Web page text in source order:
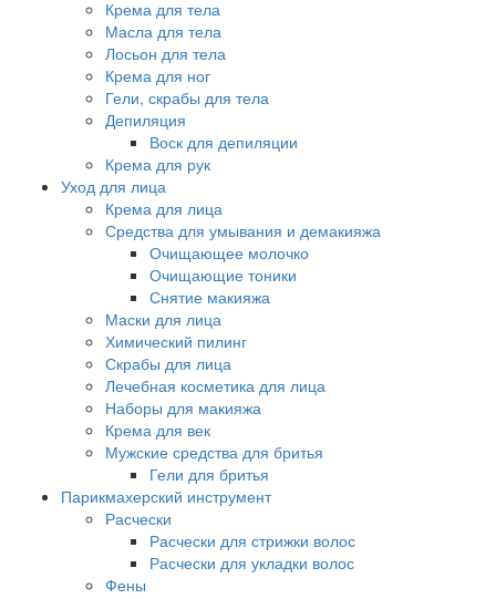
Крема для тела
Масла для тела
Лосьон для тела
Крема для ног
Гели, скрабы для тела
Депиляция
Воск для депиляции
Крема для рук
Уход для лица
Крема для лица
Средства для умывания и демакияжа
Очищающее молочко
Очищающие тоники
Снятие макияжа
Маски для лица
Химический пилинг
Скрабы для лица
Лечебная косметика для лица
Наборы для макияжа
Крема для век
Мужские средства для бритья
Гели для бритья
Парикмахерский инструмент
Расчески
Расчески для стрижки волос
Расчески для укладки волос
Фены